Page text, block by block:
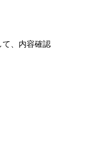
て、内容確認